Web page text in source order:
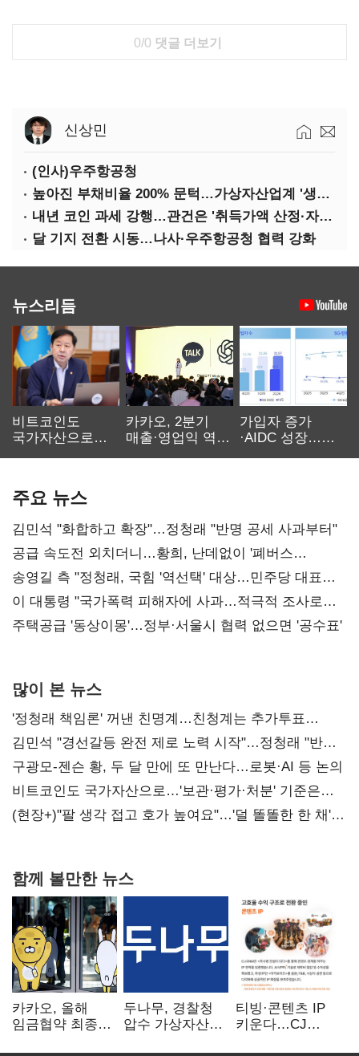
0/0 댓글 더보기
신상민
(인사)우주항공청
높아진 부채비율 200% 문턱…가상자산업계 '생존 시험대'
내년 코인 과세 강행…관건은 '취득가액 산정·자산 이동'
달 기지 전환 시동…나사·우주항공청 협력 강화
뉴스리듬
비트코인도
국가자산으로…'
카카오, 2분기
매출·영업익 역대
가입자 증가
·AIDC 성장…
주요 뉴스
김민석 "화합하고 확장"…정청래 "반명 공세 사과부터"
공급 속도전 외치더니…황희, 난데없이 '폐버스
리모델링' 제안
송영길 측 "정청래, 국힘 '역선택' 대상…민주당 대표로
총선 지휘 못해"
이 대통령 "국가폭력 피해자에 사과…적극적 조사로
진실 밝혀야"
주택공급 '동상이몽'…정부·서울시 협력 없으면 '공수표'
많이 본 뉴스
'정청래 책임론' 꺼낸 친명계…친청계는 추가투표
때리기
김민석 "경선갈등 완전 제로 노력 시작"…정청래 "반명
공세 사과부터"
구광모-젠슨 황, 두 달 만에 또 만난다…로봇·AI 등 논의
비트코인도 국가자산으로…'보관·평가·처분' 기준은
숙제
(현장+)"팔 생각 접고 호가 높여요"…'덜 똘똘한 한 채'
함께 볼만한 뉴스
카카오, 올해
임금협약 최종
두나무, 경찰청
압수 가상자산
티빙·콘텐츠 IP
키운다…CJ